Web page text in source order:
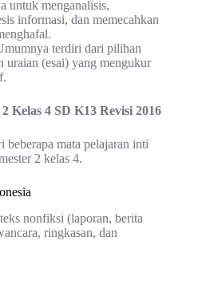
untuk menganalisis,
informasi, dan memecahkan
terdiri dari pilihan
uraian (esai) yang mengukur
Kelas 4 SD K13 Revisi 2016
beberapa mata pelajaran inti
2 kelas 4.
nonfiksi (laporan, berita
ringkasan, dan